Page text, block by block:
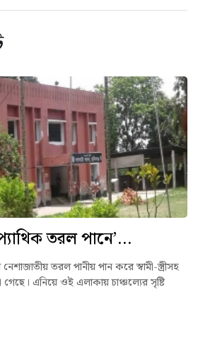
তরল পানে’...
তরল পানীয় পান করে স্বামী-স্ত্রীসহ
এনিয়ে ওই এলাকায় চাঞ্চল্যের সৃষ্টি